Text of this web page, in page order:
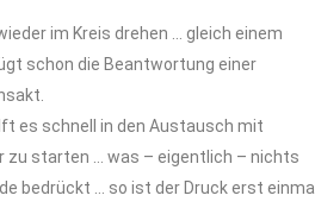
im Kreis drehen … gleich einem
schon die Beantwortung einer
es schnell in den Austausch mit
zu starten … was – eigentlich – nichts
bedrückt … so ist der Druck erst einmal